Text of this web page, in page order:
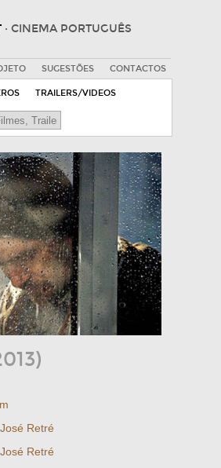
· CINEMA PORTUGUÊS
SUGESTÕES CONTACTOS
TRAILERS/VIDEOS
José Retré
José Retré